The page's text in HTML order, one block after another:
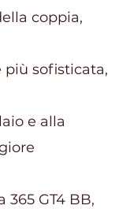
coppia,
sofisticata,
e alla
GT4 BB,